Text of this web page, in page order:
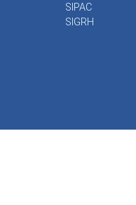
SIPAC
SIGRH